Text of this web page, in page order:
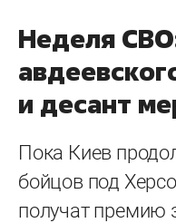
Неделя
и десант
Пока Киев
бойцов под
получат премию